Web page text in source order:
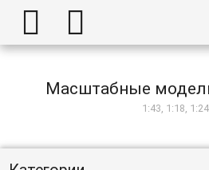
 
Масштабные
1:43, 1:18,